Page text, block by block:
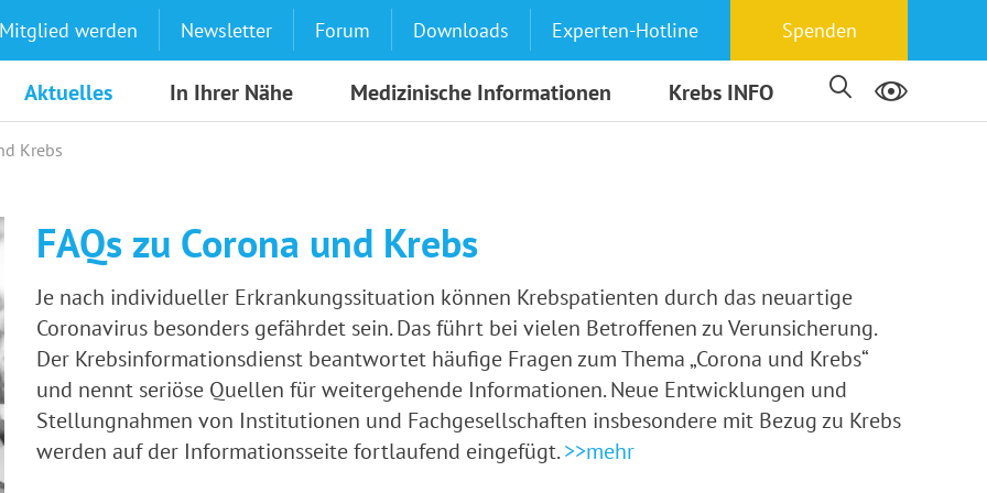
Mitglied werden Newsletter Forum Downloads Experten-Hotline Spenden
Aktuelles In Ihrer Nähe Medizinische Informationen Krebs INFO
Krebs
FAQs zu Corona und Krebs
Je nach individueller Erkrankungssituation können Krebspatienten durch das neuartige
Coronavirus besonders gefährdet sein. Das führt bei vielen Betroffenen zu Verunsicherung.
Der Krebsinformationsdienst beantwortet häufige Fragen zum Thema „Corona und Krebs“
und nennt seriöse Quellen für weitergehende Informationen. Neue Entwicklungen und
Stellungnahmen von Institutionen und Fachgesellschaften insbesondere mit Bezug zu Krebs
werden auf der Informationsseite fortlaufend eingefügt.>>mehr